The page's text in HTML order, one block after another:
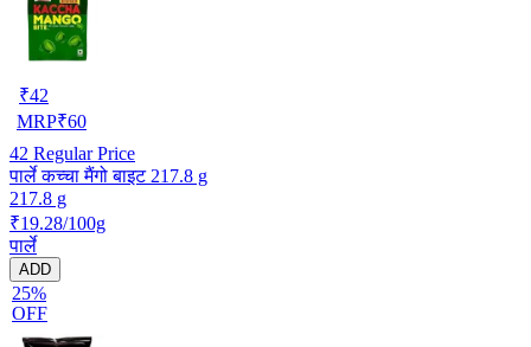
₹42
MRP₹60
42 Regular Price
पार्ले कच्चा मैंगो बाइट 217.8 g
217.8 g
₹19.28/100g
पार्ले
ADD
25%
OFF